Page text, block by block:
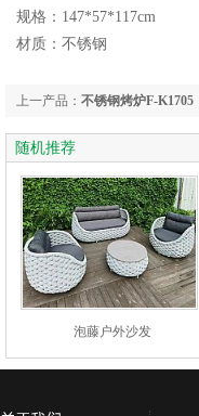
规格：147*57*117cm
材质：不锈钢
上一产品： 不锈钢烤炉F-K1705
随机推荐
泡藤户外沙发